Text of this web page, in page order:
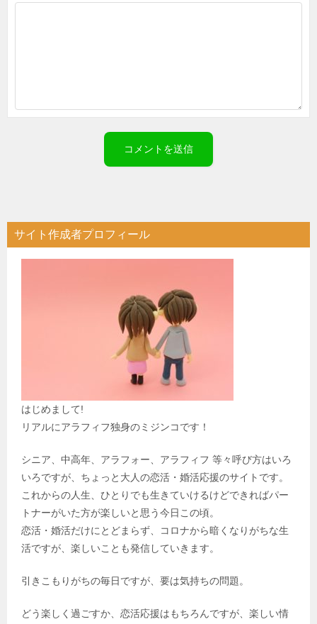
サイト作成者プロフィール
はじめまして!
リアルにアラフィフ独身のミジンコです！
シニア、中高年、アラフォー、アラフィフ 等々呼び方はいろ
いろですが、ちょっと大人の恋活・婚活応援のサイトです。
これからの人生、ひとりでも生きていけるけどできればパー
トナーがいた方が楽しいと思う今日この頃。
恋活・婚活だけにとどまらず、コロナから暗くなりがちな生
活ですが、楽しいことも発信していきます。
引きこもりがちの毎日ですが、要は気持ちの問題。
どう楽しく過ごすか、恋活応援はもちろんですが、楽しい情